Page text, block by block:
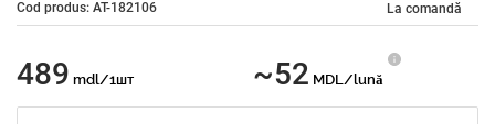
Cod produs: AT-182106 La comandă
489 mdl/1шт ~52 MDL/lună